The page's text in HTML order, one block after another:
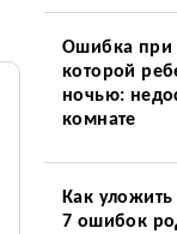
Ошибка при
которой
ночью:
комнате
Как
7 ошибок